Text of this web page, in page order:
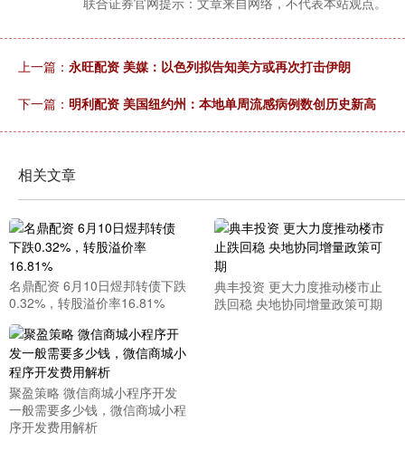
上一篇： 永旺配资 美媒：以色列拟告知美方或再次打击伊朗
下一篇： 明利配资 美国纽约州：本地单周流感病例数创历史新高
相关文章
名鼎配资 6月10日煜邦转债下跌
0.32%，转股溢价率16.81%
典丰投资 更大力度推动楼市止
跌回稳 央地协同增量政策可期
聚盈策略 微信商城小程序开发
一般需要多少钱，微信商城小程
序开发费用解析